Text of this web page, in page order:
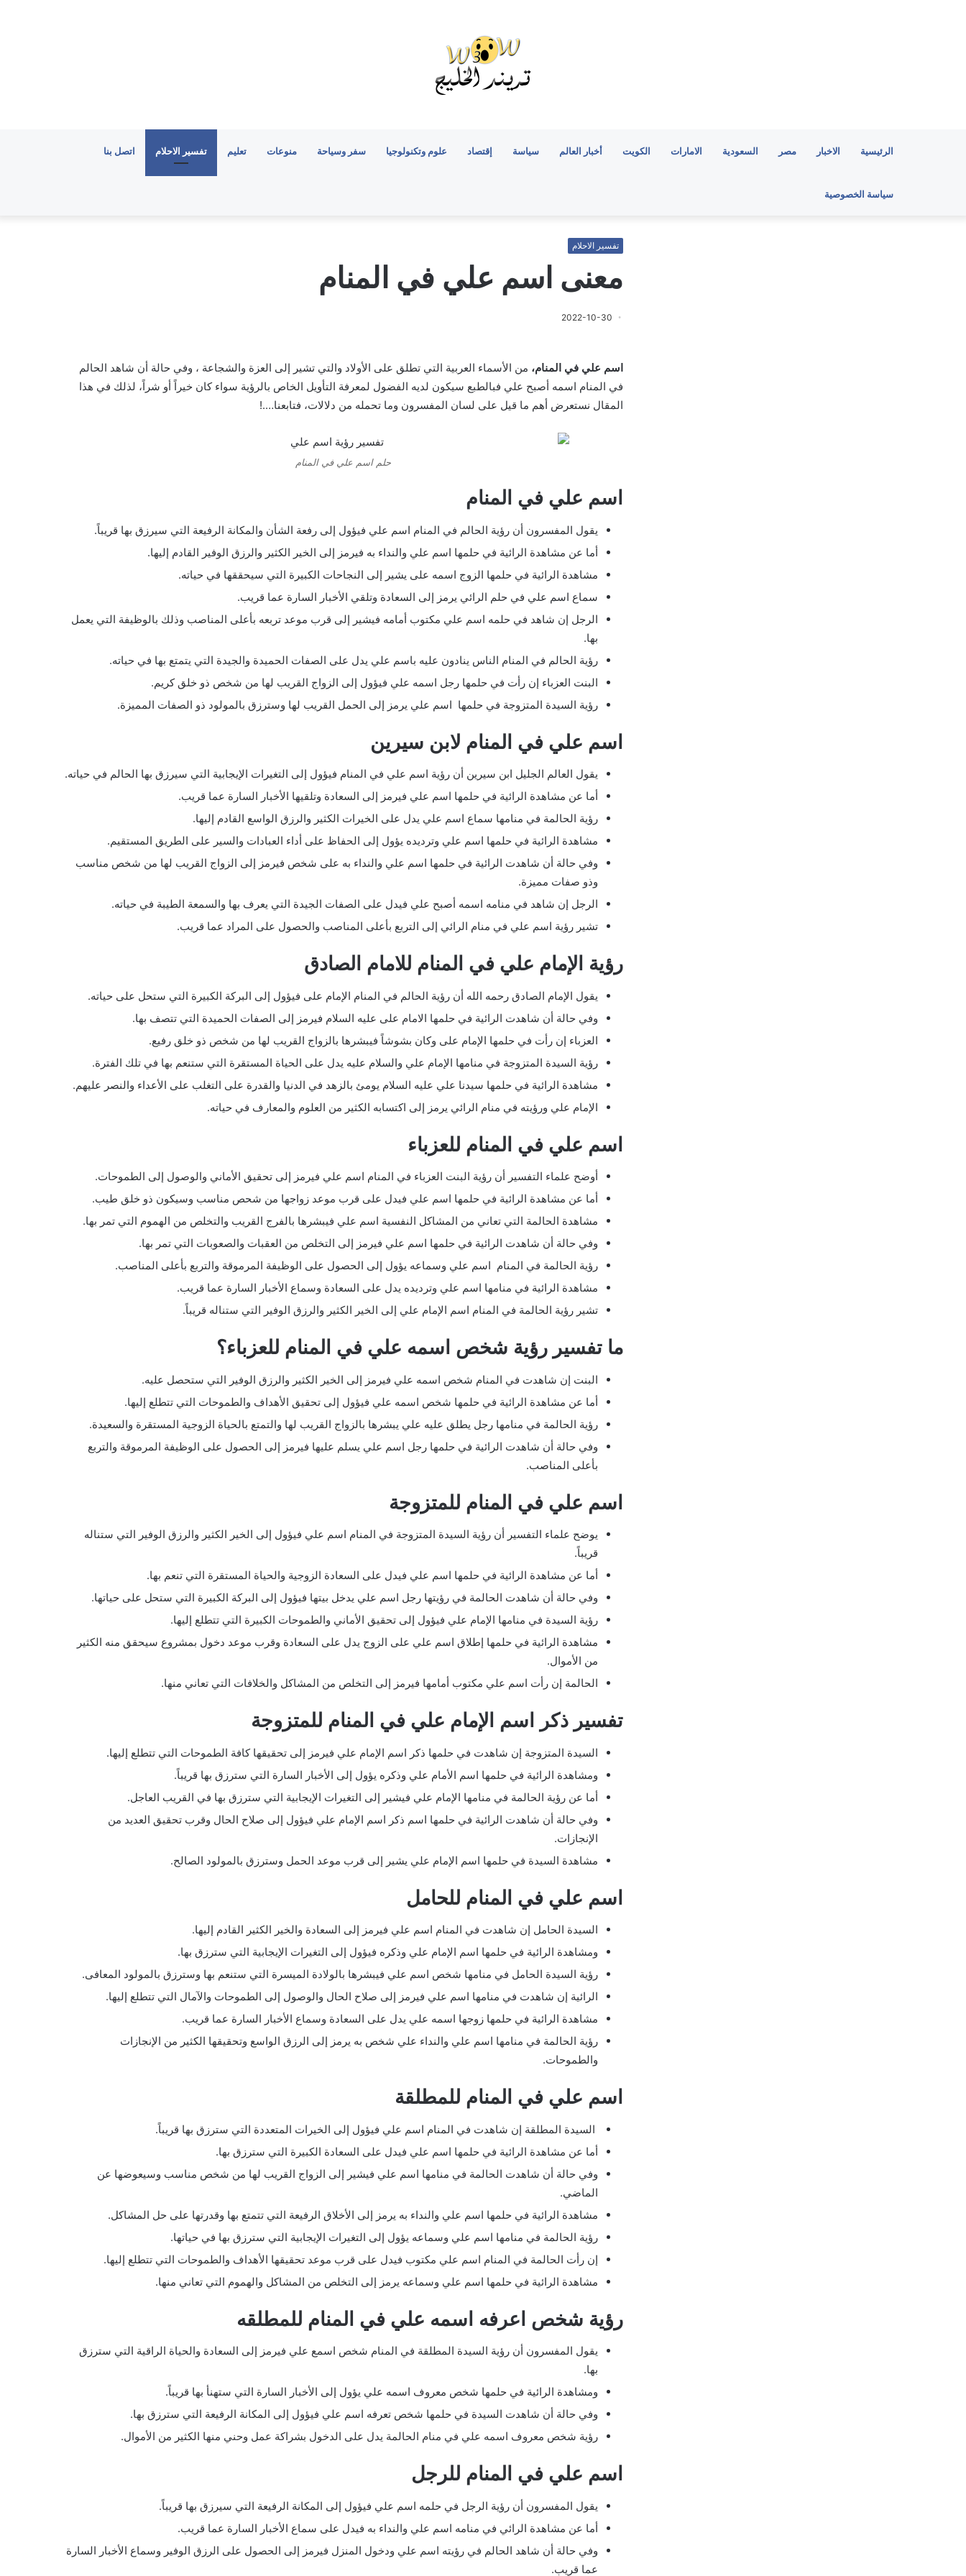
الرئيسية الاخبار مصر السعودية الامارات الكويت أخبار العالم سياسة إقتصاد علوم وتكنولوجيا سفر وسياحة منوعات تعليم تفسير الاحلام اتصل بنا
سياسة الخصوصية
تفسير الاحلام
معنى اسم علي في المنام
2022-10-30
اسم علي في المنام، من الأسماء العربية التي تطلق على الأولاد والتي تشير إلى العزة والشجاعة ، وفي حالة أن شاهد الحالم
في المنام اسمه أصبح علي فبالطبع سيكون لديه الفضول لمعرفة التأويل الخاص بالرؤية سواء كان خيراً أو شراً، لذلك في هذا
المقال نستعرض أهم ما قيل على لسان المفسرون وما تحمله من دلالات، فتابعنا….!
حلم اسم علي في المنام
اسم علي في المنام
يقول المفسرون أن رؤية الحالم في المنام اسم علي فيؤول إلى رفعة الشأن والمكانة الرفيعة التي سيرزق بها قريباً.
أما عن مشاهدة الرائية في حلمها اسم علي والنداء به فيرمز إلى الخير الكثير والرزق الوفير القادم إليها.
مشاهدة الرائية في حلمها الزوج اسمه على يشير إلى النجاحات الكبيرة التي سيحققها في حياته.
سماع اسم علي في حلم الرائي يرمز إلى السعادة وتلقي الأخبار السارة عما قريب.
الرجل إن شاهد في حلمه اسم علي مكتوب أمامه فيشير إلى قرب موعد تربعه بأعلى المناصب وذلك بالوظيفة التي يعمل
بها.
رؤية الحالم في المنام الناس ينادون عليه باسم علي يدل على الصفات الحميدة والجيدة التي يتمتع بها في حياته.
البنت العزباء إن رأت في حلمها رجل اسمه علي فيؤول إلى الزواج القريب لها من شخص ذو خلق كريم.
رؤية السيدة المتزوجة في حلمها اسم علي يرمز إلى الحمل القريب لها وسترزق بالمولود ذو الصفات المميزة.
اسم علي في المنام لابن سيرين
يقول العالم الجليل ابن سيرين أن رؤية اسم علي في المنام فيؤول إلى التغيرات الإيجابية التي سيرزق بها الحالم في حياته.
أما عن مشاهدة الرائية في حلمها اسم علي فيرمز إلى السعادة وتلقيها الأخبار السارة عما قريب.
رؤية الحالمة في منامها سماع اسم علي يدل على الخيرات الكثير والرزق الواسع القادم إليها.
مشاهدة الرائية في حلمها اسم علي وترديده يؤول إلى الحفاظ على أداء العبادات والسير على الطريق المستقيم.
وفي حالة أن شاهدت الرائية في حلمها اسم علي والنداء به على شخص فيرمز إلى الزواج القريب لها من شخص مناسب
وذو صفات مميزة.
الرجل إن شاهد في منامه اسمه أصبح علي فيدل على الصفات الجيدة التي يعرف بها والسمعة الطيبة في حياته.
تشير رؤية اسم علي في منام الرائي إلى التربع بأعلى المناصب والحصول على المراد عما قريب.
رؤية الإمام علي في المنام للامام الصادق
يقول الإمام الصادق رحمه الله أن رؤية الحالم في المنام الإمام على فيؤول إلى البركة الكبيرة التي ستحل على حياته.
وفي حالة أن شاهدت الرائية في حلمها الامام على عليه السلام فيرمز إلى الصفات الحميدة التي تتصف بها.
العزباء إن رأت في حلمها الإمام على وكان بشوشاً فيبشرها بالزواج القريب لها من شخص ذو خلق رفيع.
رؤية السيدة المتزوجة في منامها الإمام علي والسلام عليه يدل على الحياة المستقرة التي ستنعم بها في تلك الفترة.
مشاهدة الرائية في حلمها سيدنا علي عليه السلام يومئ بالزهد في الدنيا والقدرة على التغلب على الأعداء والنصر عليهم.
الإمام علي ورؤيته في منام الرائي يرمز إلى اكتسابه الكثير من العلوم والمعارف في حياته.
اسم علي في المنام للعزباء
أوضح علماء التفسير أن رؤية البنت العزباء في المنام اسم علي فيرمز إلى تحقيق الأماني والوصول إلى الطموحات.
أما عن مشاهدة الرائية في حلمها اسم علي فيدل على قرب موعد زواجها من شحص مناسب وسيكون ذو خلق طيب.
مشاهدة الحالمة التي تعاني من المشاكل النفسية اسم علي فيبشرها بالفرج القريب والتخلص من الهموم التي تمر بها.
وفي حالة أن شاهدت الرائية في حلمها اسم علي فيرمز إلى التخلص من العقبات والصعوبات التي تمر بها.
رؤية الحالمة في المنام اسم علي وسماعه يؤول إلى الحصول على الوظيفة المرموقة والتربع بأعلى المناصب.
مشاهدة الرائية في منامها اسم علي وترديده يدل على السعادة وسماع الأخبار السارة عما قريب.
تشير رؤية الحالمة في المنام اسم الإمام علي إلى الخير الكثير والرزق الوفير التي ستناله قريباً.
ما تفسير رؤية شخص اسمه علي في المنام للعزباء؟
البنت إن شاهدت في المنام شخص اسمه علي فيرمز إلى الخير الكثير والرزق الوفير التي ستحصل عليه.
أما عن مشاهدة الرائية في حلمها شخص اسمه علي فيؤول إلى تحقيق الأهداف والطموحات التي تتطلع إليها.
رؤية الحالمة في منامها رجل يطلق عليه علي يبشرها بالزواج القريب لها والتمتع بالحياة الزوجية المستقرة والسعيدة.
وفي حالة أن شاهدت الرائية في حلمها رجل اسم علي يسلم عليها فيرمز إلى الحصول على الوظيفة المرموقة والتربع
بأعلى المناصب.
اسم علي في المنام للمتزوجة
يوضح علماء التفسير أن رؤية السيدة المتزوجة في المنام اسم علي فيؤول إلى الخير الكثير والرزق الوفير التي ستناله
قريباً.
أما عن مشاهدة الرائية في حلمها اسم علي فيدل على السعادة الزوجية والحياة المستقرة التي تنعم بها.
وفي حالة أن شاهدت الحالمة في رؤيتها رجل اسم علي يدخل بيتها فيؤول إلى البركة الكبيرة التي ستحل على حياتها.
رؤية السيدة في منامها الإمام علي فيؤول إلى تحقيق الأماني والطموحات الكبيرة التي تتطلع إليها.
مشاهدة الرائية في حلمها إطلاق اسم علي على الزوج يدل على السعادة وقرب موعد دخول بمشروع سيحقق منه الكثير
من الأموال.
الحالمة إن رأت اسم علي مكتوب أمامها فيرمز إلى التخلص من المشاكل والخلافات التي تعاني منها.
تفسير ذكر اسم الإمام علي في المنام للمتزوجة
السيدة المتزوجة إن شاهدت في حلمها ذكر اسم الإمام علي فيرمز إلى تحقيقها كافة الطموحات التي تتطلع إليها.
ومشاهدة الرائية في حلمها اسم الأمام علي وذكره يؤول إلى الأخبار السارة التي سترزق بها قريباً.
أما عن رؤية الحالمة في منامها الإمام علي فيشير إلى التغيرات الإيجابية التي سترزق بها في القريب العاجل.
وفي حالة أن شاهدت الرائية في حلمها اسم ذكر اسم الإمام علي فيؤول إلى صلاح الحال وقرب تحقيق العديد من
الإنجازات.
مشاهدة السيدة في حلمها اسم الإمام علي يشير إلى قرب موعد الحمل وسترزق بالمولود الصالح.
اسم علي في المنام للحامل
السيدة الحامل إن شاهدت في المنام اسم علي فيرمز إلى السعادة والخير الكثير القادم إليها.
ومشاهدة الرائية في حلمها اسم الإمام علي وذكره فيؤول إلى التغيرات الإيجابية التي سترزق بها.
رؤية السيدة الحامل في منامها شخص اسم علي فيبشرها بالولادة الميسرة التي ستنعم بها وسترزق بالمولود المعافى.
الرائية إن شاهدت في منامها اسم علي فيرمز إلى صلاح الحال والوصول إلى الطموحات والآمال التي تتطلع إليها.
مشاهدة الرائية في حلمها زوجها اسمه علي يدل على السعادة وسماع الأخبار السارة عما قريب.
رؤية الحالمة في منامها اسم علي والنداء علي شخص به يرمز إلى الرزق الواسع وتحقيقها الكثير من الإنجازات
والطموحات.
اسم علي في المنام للمطلقة
السيدة المطلقة إن شاهدت في المنام اسم علي فيؤول إلى الخيرات المتعددة التي سترزق بها قريباً.
أما عن مشاهدة الرائية في حلمها اسم علي فيدل على السعادة الكبيرة التي سترزق بها.
وفي حالة أن شاهدت الحالمة في منامها اسم علي فيشير إلى الزواج القريب لها من شخص مناسب وسيعوضها عن
الماضي.
مشاهدة الرائية في حلمها اسم علي والنداء به يرمز إلى الأخلاق الرفيعة التي تتمتع بها وقدرتها على حل المشاكل.
رؤية الحالمة في منامها اسم علي وسماعه يؤول إلى التغيرات الإيجابية التي سترزق بها في حياتها.
إن رأت الحالمة في المنام اسم علي مكتوب فيدل على قرب موعد تحقيقها الأهداف والطموحات التي تتطلع إليها.
مشاهدة الرائية في حلمها اسم علي وسماعه يرمز إلى التخلص من المشاكل والهموم التي تعاني منها.
رؤية شخص اعرفه اسمه علي في المنام للمطلقه
يقول المفسرون أن رؤية السيدة المطلقة في المنام شخص اسمع علي فيرمز إلى السعادة والحياة الراقية التي سترزق
بها.
ومشاهدة الرائية في حلمها شخص معروف اسمه علي يؤول إلى الأخبار السارة التي ستهنأ بها قريباً.
وفي حالة أن شاهدت السيدة في حلمها شخص تعرفه اسم علي فيؤول إلى المكانة الرفيعة التي سترزق بها.
رؤية شخص معروف اسمه علي في منام الحالمة يدل على الدخول بشراكة عمل وحني منها الكثير من الأموال.
اسم علي في المنام للرجل
يقول المفسرون أن رؤية الرجل في حلمه اسم علي فيؤول إلى المكانة الرفيعة التي سيرزق بها قريباً.
أما عن مشاهدة الرائي في منامه اسم علي والنداء به فيدل على سماع الأخبار السارة عما قريب.
وفي حالة أن شاهد الحالم في رؤيته اسم علي ودخول المنزل فيرمز إلى الحصول على الرزق الوفير وسماع الأخبار السارة
عما قريب.